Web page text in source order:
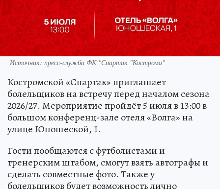
Источник: пресс-служба ФК "Спартак "Кострома"
Костромской «Спартак» приглашает
болельщиков на встречу перед началом сезона
2026/27. Мероприятие пройдёт 5 июля в 13:00 в
большом конференц-зале отеля «Волга» на
улице Юношеской, 1.
Гости пообщаются с футболистами и
тренерским штабом, смогут взять автографы и
сделать совместные фото. Также у
болельщиков будет возможность лично